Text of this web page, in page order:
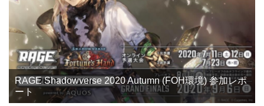
RAGE Shadowverse 2020 Autumn (FOH環境) 参加レポ
ート